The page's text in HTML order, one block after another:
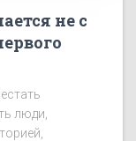
не с
люди,